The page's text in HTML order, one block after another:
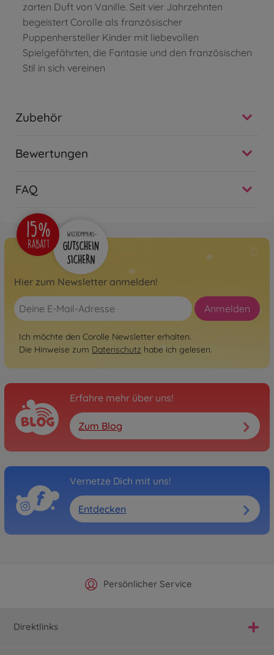
zarten Duft von Vanille. Seit vier Jahrzehnten
begeistert Corolle als französischer
Puppenhersteller Kinder mit liebevollen
Spielgefährten, die Fantasie und den französischen
Stil in sich vereinen
Zubehör
Bewertungen
FAQ
Hier zum Newsletter anmelden!
Anmelden
Ich möchte den Corolle Newsletter erhalten.
Die Hinweise zum Datenschutz habe ich gelesen.
Erfahre mehr über uns!
Zum Blog
Vernetze Dich mit uns!
Entdecken
Offizieller Hersteller Shop
Persönlicher Service
Versandkostenfrei ab 25€
Schnelle Lieferung
Direktlinks